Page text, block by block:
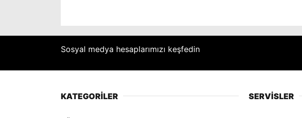
Sosyal medya hesaplarımızı keşfedin
KATEGORİLER SERVİSLER